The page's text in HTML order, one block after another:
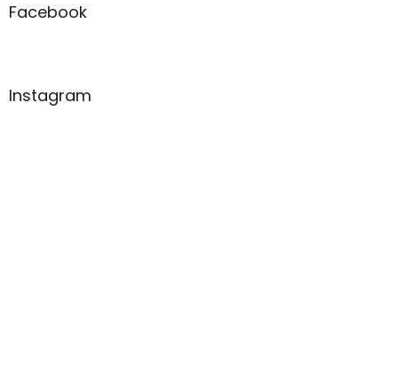
Facebook
Instagram